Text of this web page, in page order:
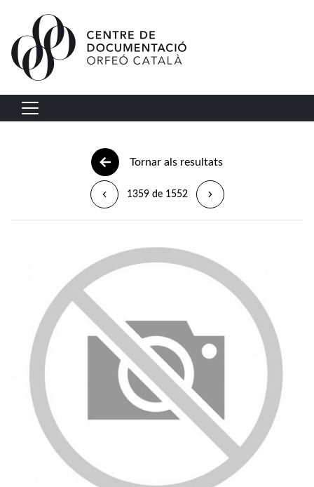
Vés al contingut
Navegació principal
Tornar als resultats
1359 de 1552